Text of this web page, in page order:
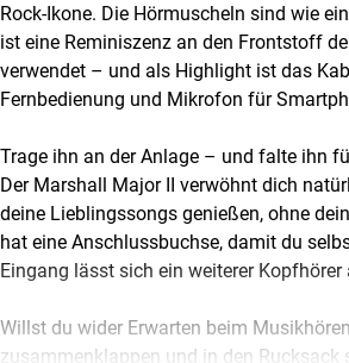
Rock-Ikone. Die Hörmuscheln sind wie
ist eine Reminiszenz an den Frontstoff
verwendet – und als Highlight ist das
Fernbedienung und Mikrofon für
Trage ihn an der Anlage – und falte ihn
Der Marshall Major II verwöhnt dich
deine Lieblingssongs genießen, ohne
hat eine Anschlussbuchse, damit du
Eingang lässt sich ein weiterer
Willst du wider Erwarten beim
zusammenklappen und in den